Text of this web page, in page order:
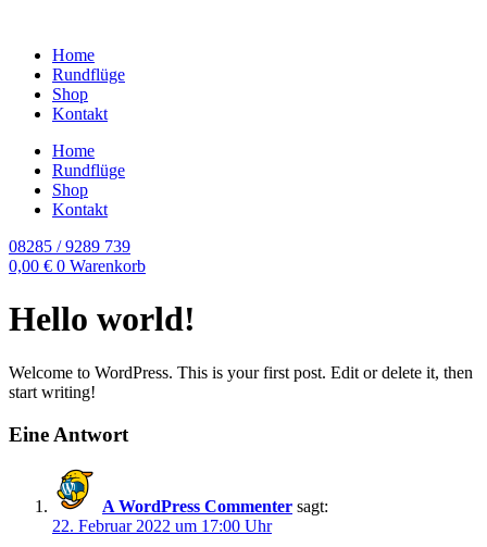
Home
Rundflüge
Shop
Kontakt
Home
Rundflüge
Shop
Kontakt
08285 / 9289 739
0,00 € 0 Warenkorb
Hello world!
Welcome to WordPress. This is your first post. Edit or delete it, then
start writing!
Eine Antwort
A WordPress Commenter sagt:
22. Februar 2022 um 17:00 Uhr